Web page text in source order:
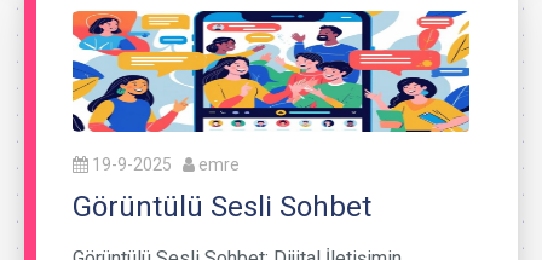
19-9-2025 emre
Görüntülü Sesli Sohbet